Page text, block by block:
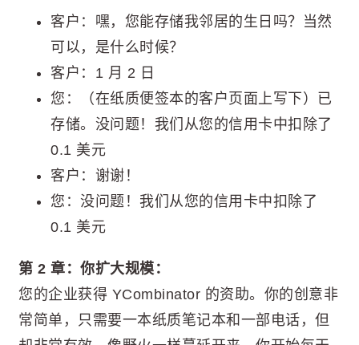
客户：嘿，您能存储我邻居的生日吗？当然
可以，是什么时候？
客户：1 月 2 日
您：（在纸质便签本的客户页面上写下）已
存储。没问题！我们从您的信用卡中扣除了
0.1 美元
客户：谢谢！
您：没问题！我们从您的信用卡中扣除了
0.1 美元
第 2 章：你扩大规模：
您的企业获得 YCombinator 的资助。你的创意非
常简单，只需要一本纸质笔记本和一部电话，但